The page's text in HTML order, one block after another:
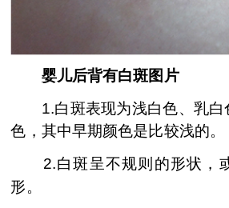
婴儿后背有白斑图片
1.白斑表现为浅白色、乳白
色，其中早期颜色是比较浅的。
2.白斑呈不规则的形状，
形。